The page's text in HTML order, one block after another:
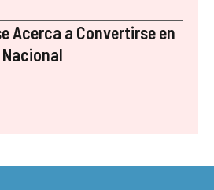
Acerca a Convertirse en